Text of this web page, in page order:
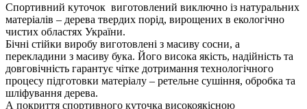
Спортивний куточок виготовлений виключно із натуральних
матеріалів – дерева твердих порід, вирощених в екологічно
чистих областях України.
Бічні стійки виробу виготовлені з масиву сосни, а
перекладини з масиву бука. Його висока якість, надійність та
довговічність гарантує чітке дотримання технологічного
процесу підготовки матеріалу – ретельне сушіння, обробка та
шліфування дерева.
А покриття спортивного куточка високоякісною